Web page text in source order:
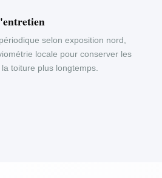
selon exposition nord,
locale pour conserver les
toiture plus longtemps.